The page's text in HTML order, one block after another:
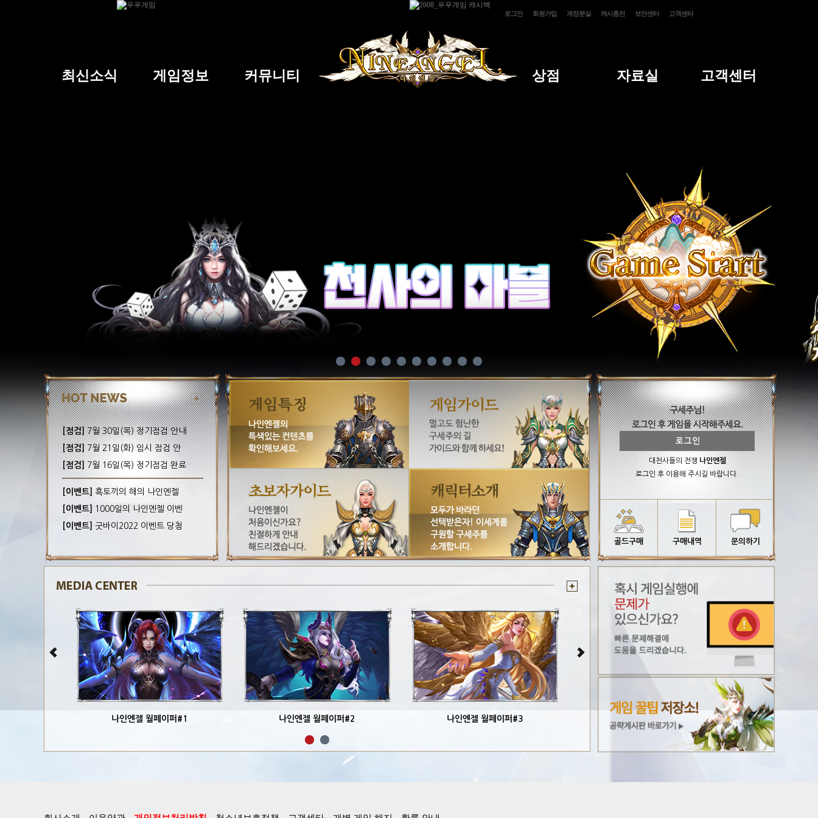
로그인 회원가입 계정분실 캐시충전 보안센터 고객센터
최신소식 게임정보 커뮤니티 상점 자료실 고객센터
대천사들의 전쟁 나인엔젤
로그인 후 이용해 주시길 바랍니다.
골드구매 구매내역 문의하기
[점검]7월 30일(목) 정기점검 안내! (완료)
[점검]7월 21일(화) 임시 점검 안내! (완료)
[점검]
7월 16일(목) 정기점검 완료 안내!
[이벤트]
흑토끼의 해의 나인엔젤 이벤트 당첨자 안내
[이벤트] 1000일의 나인엔젤 이벤트 당첨자 안내
[이벤트]
굿바이2022 이벤트 당첨자 안내
나인엔젤 월페이퍼#1 나인엔젤 월페이퍼#2 나인엔젤 월페이퍼#3